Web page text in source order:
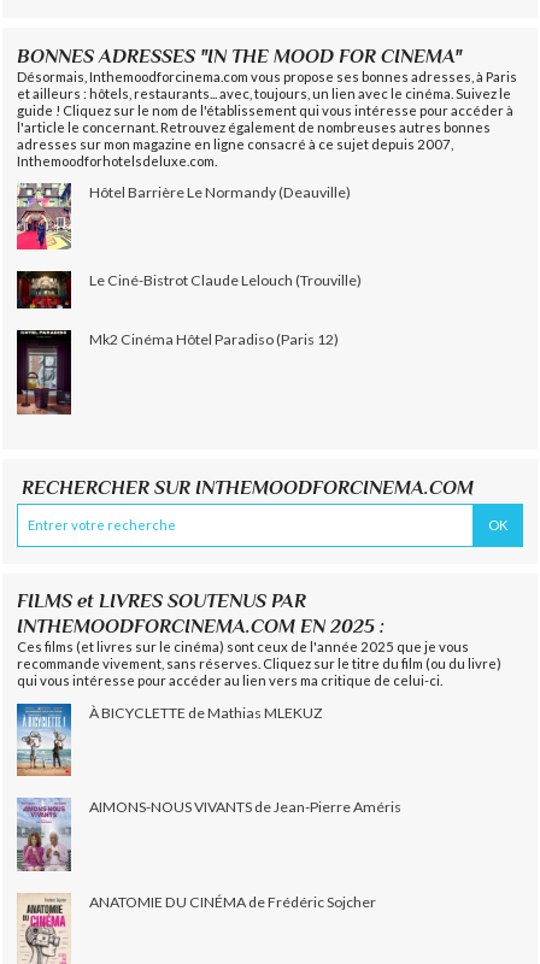
BONNES ADRESSES "IN THE MOOD FOR CINEMA"
Désormais, Inthemoodforcinema.com vous propose ses bonnes adresses, à Paris
et ailleurs : hôtels, restaurants... avec, toujours, un lien avec le cinéma. Suivez le
guide ! Cliquez sur le nom de l'établissement qui vous intéresse pour accéder à
l'article le concernant. Retrouvez également de nombreuses autres bonnes
adresses sur mon magazine en ligne consacré à ce sujet depuis 2007,
Inthemoodforhotelsdeluxe.com.
Hôtel Barrière Le Normandy (Deauville)
Le Ciné-Bistrot Claude Lelouch (Trouville)
Mk2 Cinéma Hôtel Paradiso (Paris 12)
RECHERCHER SUR INTHEMOODFORCINEMA.COM
FILMS et LIVRES SOUTENUS PAR
INTHEMOODFORCINEMA.COM EN 2025 :
Ces films (et livres sur le cinéma) sont ceux de l'année 2025 que je vous
recommande vivement, sans réserves. Cliquez sur le titre du film (ou du livre)
qui vous intéresse pour accéder au lien vers ma critique de celui-ci.
À BICYCLETTE de Mathias MLEKUZ
AIMONS-NOUS VIVANTS de Jean-Pierre Améris
ANATOMIE DU CINÉMA de Frédéric Sojcher